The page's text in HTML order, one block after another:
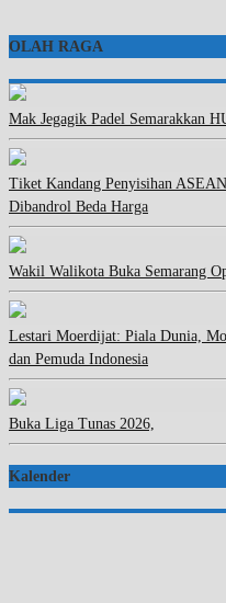
OLAH RAGA
Mak Jegagik Padel Semarakkan
Tiket Kandang Penyisihan
Dibandrol Beda Harga
Wakil Walikota Buka Semarang
Lestari Moerdijat: Piala Dunia,
dan Pemuda Indonesia
Buka Liga Tunas 2026,
Kalender